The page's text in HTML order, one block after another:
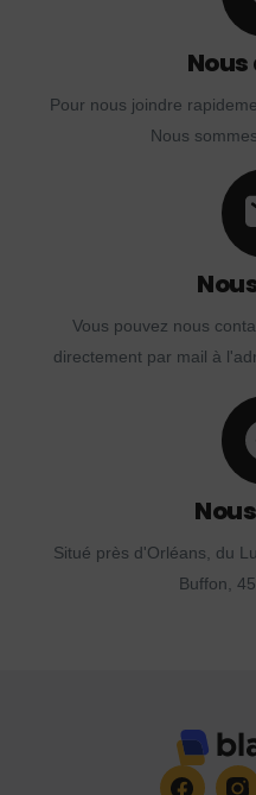
Pour nous joindre
Nous
Vous pouvez nous
directement par mail à
Situé près d'Orléans, du
Buffon,